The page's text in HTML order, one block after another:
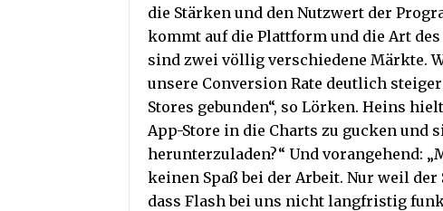
die Stärken und den Nutzwert der
kommt auf die Plattform und die Art
sind zwei völlig verschiedene Märkte.
unsere Conversion Rate deutlich
Stores gebunden“, so Lörken. Heins
App-Store in die Charts zu gucken und
herunterzuladen?“ Und vorangehend:
keinen Spaß bei der Arbeit. Nur weil
dass Flash bei uns nicht langfristig